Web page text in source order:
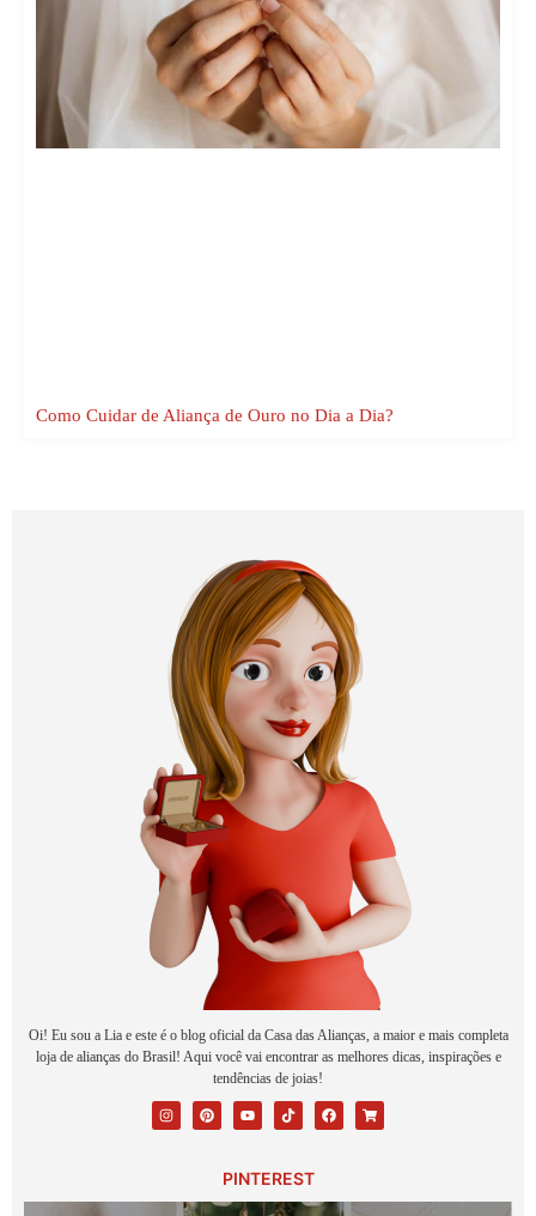
Como Cuidar de Aliança de Ouro no Dia a Dia?
Oi! Eu sou a Lia e este é o blog oficial da Casa das Alianças, a maior e mais completa
loja de alianças do Brasil! Aqui você vai encontrar as melhores dicas, inspirações e
tendências de joias!
PINTEREST